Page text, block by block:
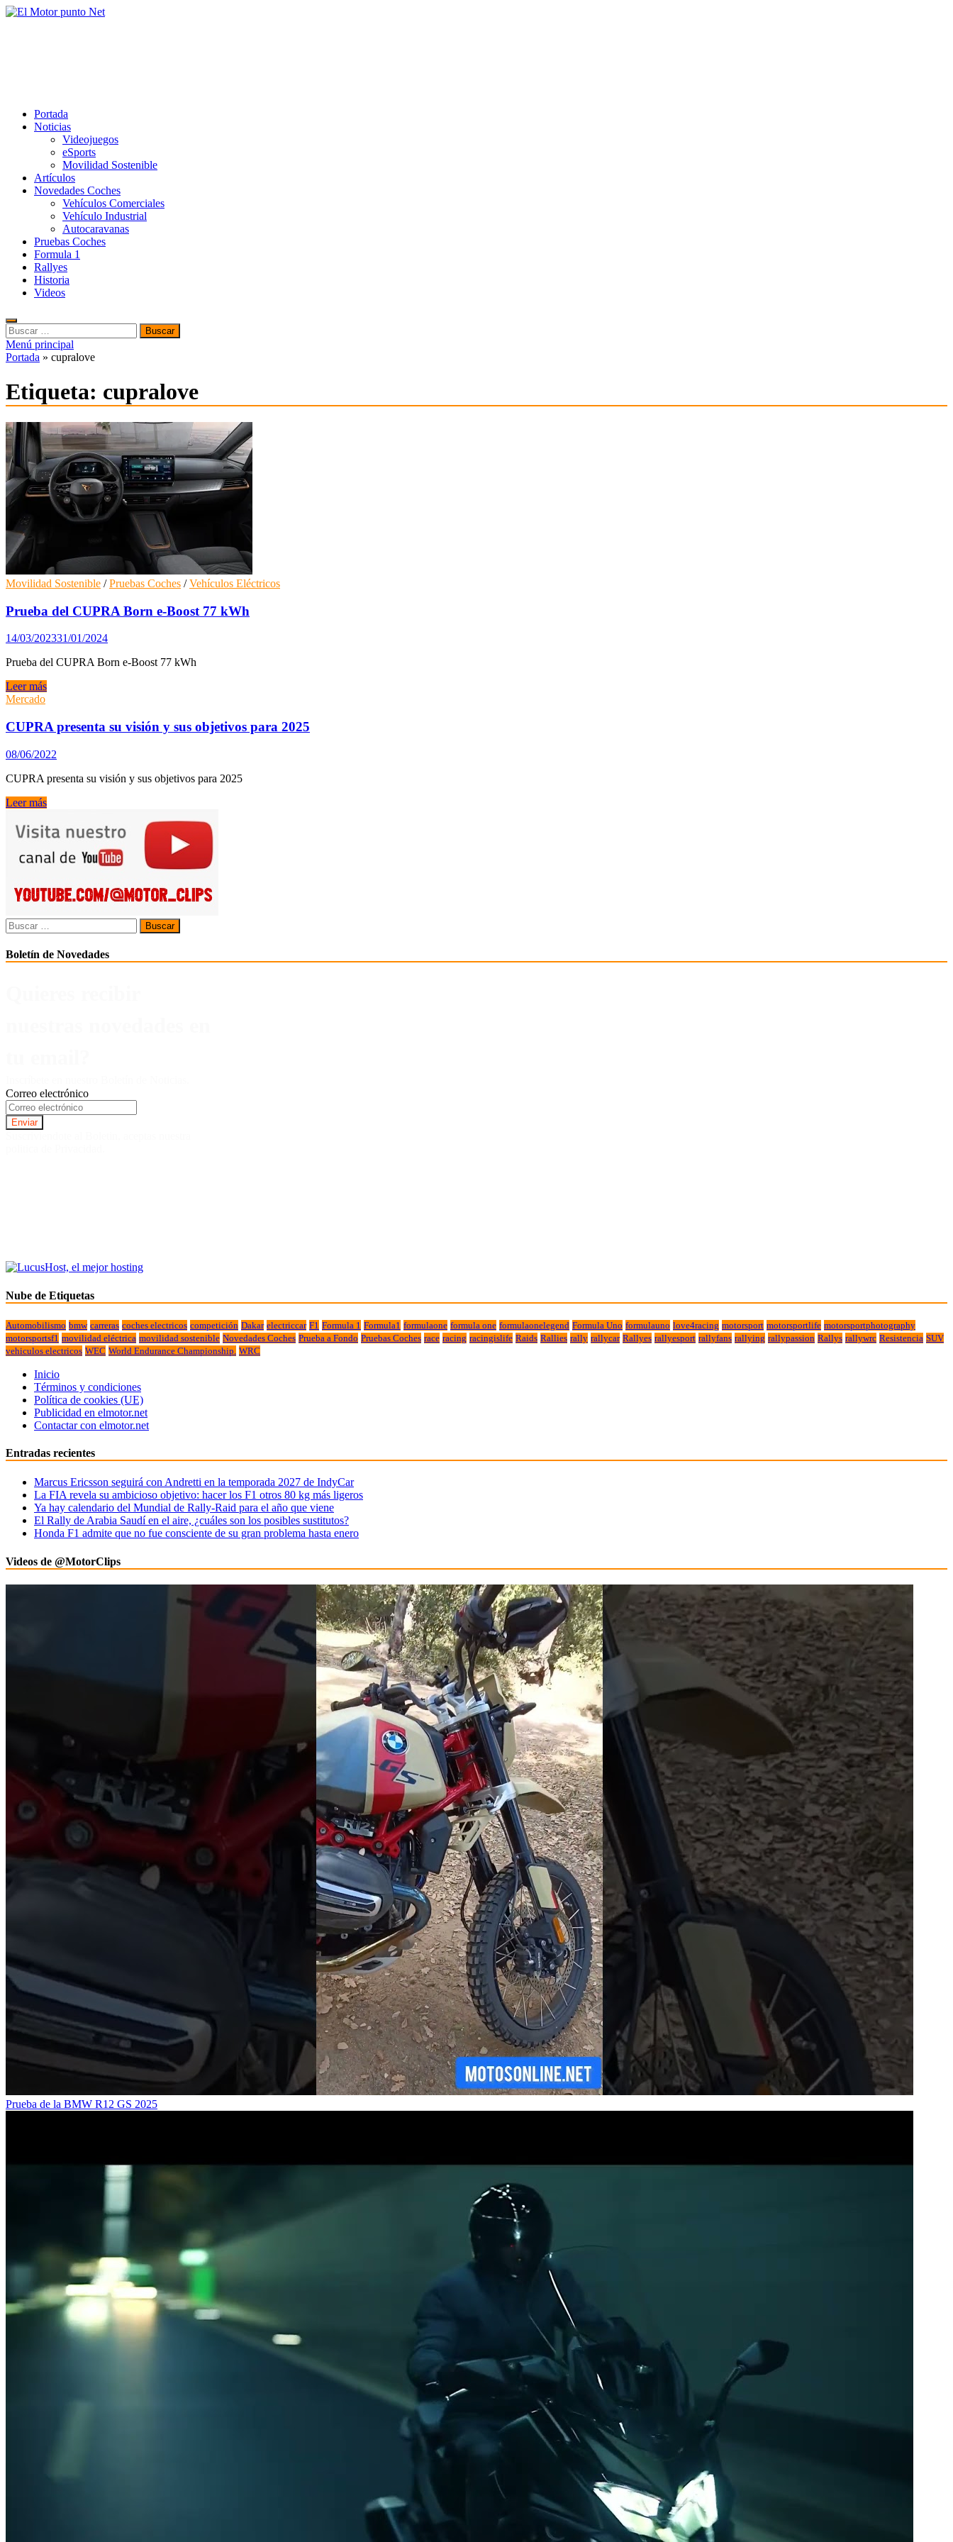
Saltar
Portada
Noticias
Videojuegos
eSports
Movilidad Sostenible
Artículos
Novedades Coches
Vehículos Comerciales
Vehículo Industrial
Autocaravanas
Pruebas Coches
Formula 1
Rallyes
Historia
Videos
Buscar:
Menú principal
Portada » cupralove
Etiqueta: cupralove
Movilidad Sostenible /Pruebas Coches /Vehículos Eléctricos
Prueba del CUPRA Born e-Boost 77 kWh
14/03/202331/01/2024
Prueba del CUPRA Born e-Boost 77 kWh
Prueba
del
Born
e-
Boost
77
kWh
Leer más
Mercado
CUPRA presenta su visión y sus objetivos para 2025
08/06/2022
CUPRA presenta su visión y sus objetivos para 2025
CUPRA
visión
para
2025
Leer más
Buscar:
Boletín de Novedades
Correo electrónico
Nube de Etiquetas
Automobilismo bmw carreras coches electricos competición Dakar electriccar F1 Formula 1 Formula1 formulaone formula one formulaonelegend Formula Uno formulauno love4racing motorsport motorsportlife motorsportphotography
motorsportsf1 movilidad eléctrica movilidad sostenible Novedades Coches Prueba a Fondo Pruebas Coches race racing racingislife Raids Rallies rally rallycar Rallyes rallyesport rallyfans rallying rallypassion Rallys rallywrc Resistencia SUV
vehiculos electricos WEC World Endurance Championship. WRC
Inicio
Términos y condiciones
Política de cookies (UE)
Publicidad en elmotor.net
Contactar con elmotor.net
Entradas recientes
Marcus Ericsson seguirá con Andretti en la temporada 2027 de IndyCar
La FIA revela su ambicioso objetivo: hacer los F1 otros 80 kg más ligeros
Ya hay calendario del Mundial de Rally-Raid para el año que viene
El Rally de Arabia Saudí en el aire, ¿cuáles son los posibles sustitutos?
Honda F1 admite que no fue consciente de su gran problema hasta enero
Videos de @MotorClips
Prueba de la BMW R12 GS 2025